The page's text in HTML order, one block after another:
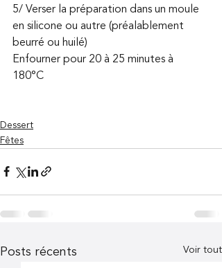
5/ Verser la préparation dans un moule
en silicone ou autre (préalablement
beurré ou huilé)
Enfourner pour 20 à 25 minutes à
180°C
Dessert
Fêtes
Posts récents Voir tout